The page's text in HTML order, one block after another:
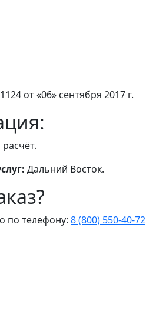
от «06» сентября 2017 г.
Дальний Восток.
по телефону: 8 (800) 550-40-72